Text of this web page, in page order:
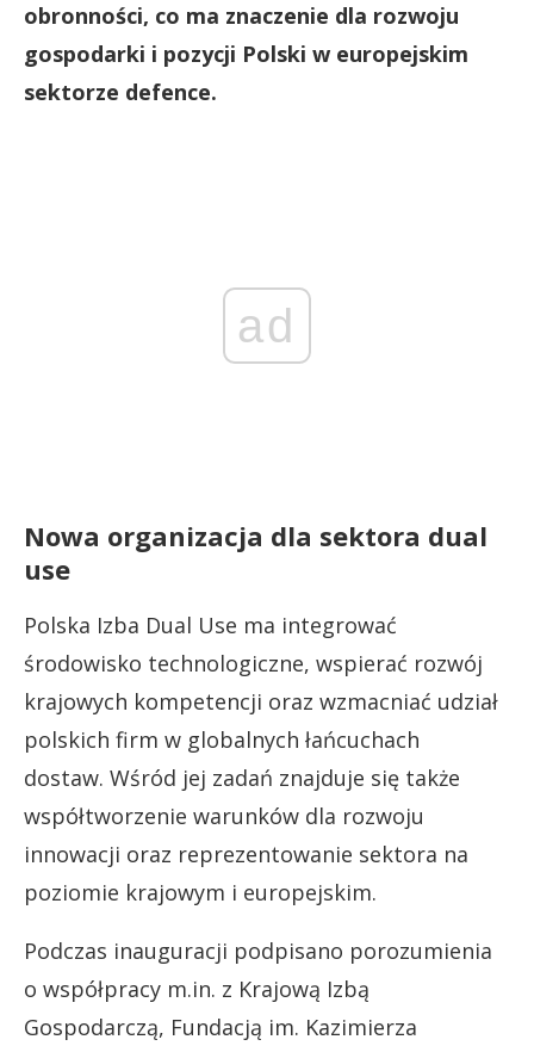
obronności, co ma znaczenie dla rozwoju
gospodarki i pozycji Polski w europejskim
sektorze defence.
ad
Nowa organizacja dla sektora dual
use
Polska Izba Dual Use ma integrować
środowisko technologiczne, wspierać rozwój
krajowych kompetencji oraz wzmacniać udział
polskich firm w globalnych łańcuchach
dostaw. Wśród jej zadań znajduje się także
współtworzenie warunków dla rozwoju
innowacji oraz reprezentowanie sektora na
poziomie krajowym i europejskim.
Podczas inauguracji podpisano porozumienia
o współpracy m.in. z Krajową Izbą
Gospodarczą, Fundacją im. Kazimierza